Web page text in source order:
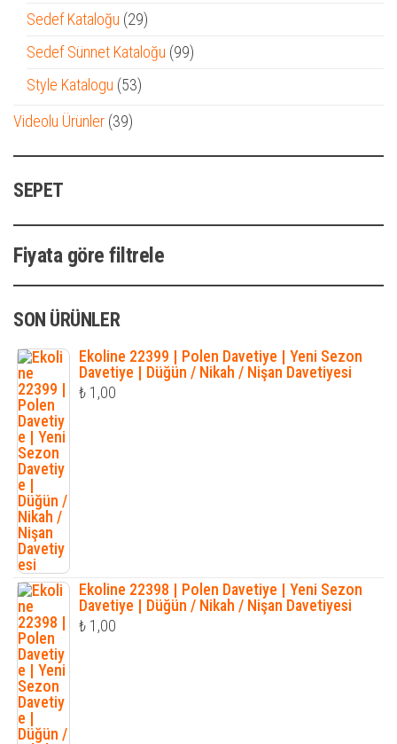
Sedef Kataloğu 2929
ürün
Sedef Sünnet Kataloğu 9999
Style Katalogu 5353
Videolu Ürünler 3939
SEPET
Fiyata göre filtrele
SON ÜRÜNLER
Ekoline 22399 | Polen Davetiye | Yeni Sezon
Davetiye | Düğün / Nikah / Nişan Davetiyesi
₺ 1,00
Ekoline 22398 | Polen Davetiye | Yeni Sezon
Davetiye | Düğün / Nikah / Nişan Davetiyesi
₺ 1,00